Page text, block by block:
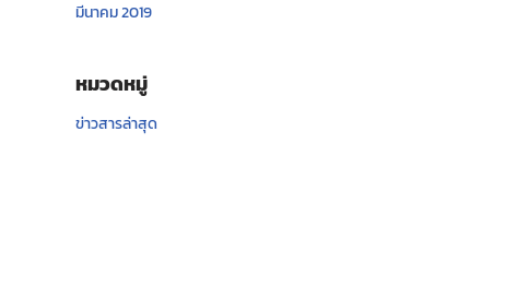
มีนาคม 2019
หมวดหมู่
ข่าวสารล่าสุด